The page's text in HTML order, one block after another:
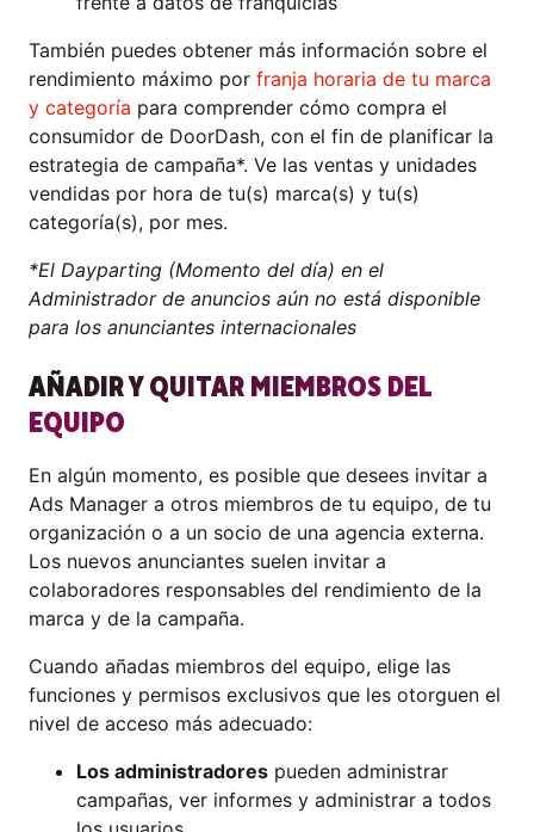
También puedes obtener más información sobre el
rendimiento máximo por franja horaria de tu marca
y categoría para comprender cómo compra el
consumidor de DoorDash, con el fin de planificar la
estrategia de campaña*. Ve las ventas y unidades
vendidas por hora de tu(s) marca(s) y tu(s)
categoría(s), por mes.
*El Dayparting (Momento del día) en el
Administrador de anuncios aún no está disponible
para los anunciantes internacionales
AÑADIR Y QUITAR MIEMBROS DEL
EQUIPO
En algún momento, es posible que desees invitar a
Ads Manager a otros miembros de tu equipo, de tu
organización o a un socio de una agencia externa.
Los nuevos anunciantes suelen invitar a
colaboradores responsables del rendimiento de la
marca y de la campaña.
Cuando añadas miembros del equipo, elige las
funciones y permisos exclusivos que les otorguen el
nivel de acceso más adecuado:
Los administradores pueden administrar
campañas, ver informes y administrar a todos